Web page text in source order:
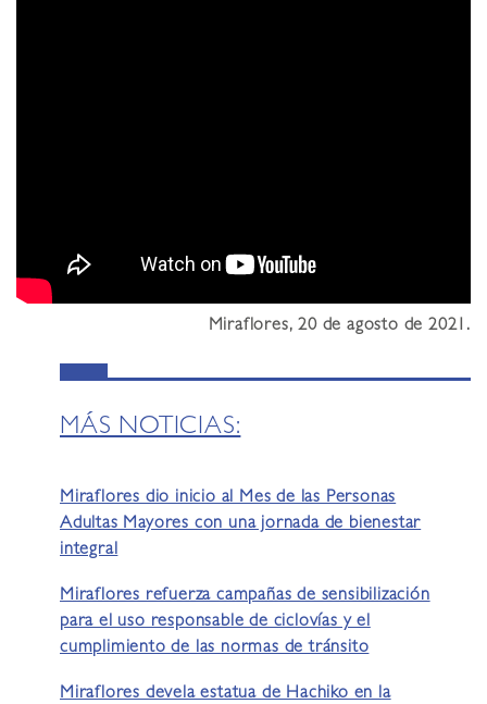
Miraflores, 20 de agosto de 2021.
MÁS NOTICIAS:
Miraflores dio inicio al Mes de las Personas
Adultas Mayores con una jornada de bienestar
integral
Miraflores refuerza campañas de sensibilización
para el uso responsable de ciclovías y el
cumplimiento de las normas de tránsito
Miraflores devela estatua de Hachiko en la